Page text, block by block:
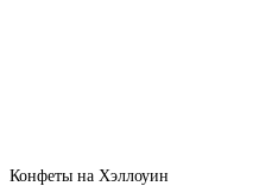
Конфеты на Хэллоуин